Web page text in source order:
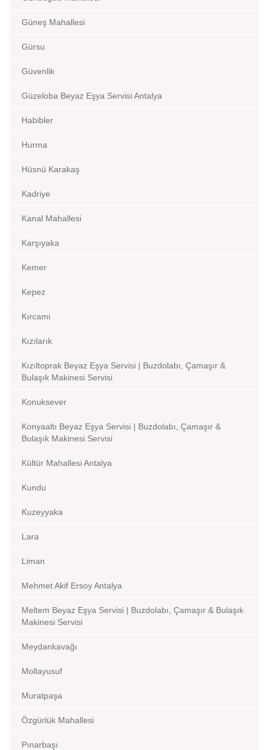
Güneş Mahallesi
Gürsu
Güvenlik
Güzeloba Beyaz Eşya Servisi Antalya
Habibler
Hurma
Hüsnü Karakaş
Kadriye
Kanal Mahallesi
Karşıyaka
Kemer
Kepez
Kırcami
Kızılarık
Kızıltoprak Beyaz Eşya Servisi | Buzdolabı, Çamaşır &
Bulaşık Makinesi Servisi
Konuksever
Konyaaltı Beyaz Eşya Servisi | Buzdolabı, Çamaşır &
Bulaşık Makinesi Servisi
Kültür Mahallesi Antalya
Kundu
Kuzeyyaka
Lara
Liman
Mehmet Akif Ersoy Antalya
Meltem Beyaz Eşya Servisi | Buzdolabı, Çamaşır & Bulaşık
Makinesi Servisi
Meydankavağı
Mollayusuf
Muratpaşa
Özgürlük Mahallesi
Pınarbaşı